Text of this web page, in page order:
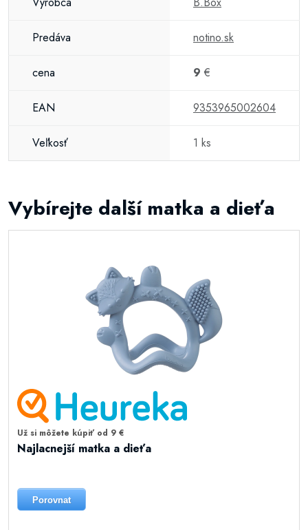
Predáva notino.sk
cena 9 €
EAN 9353965002604
Veľkosť 1 ks
Vybírejte další matka a dieťa
Už si môžete kúpiť od 9 €
Najlacnejší matka a dieťa
Porovnat